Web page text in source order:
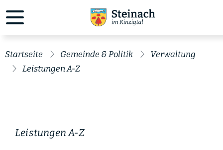
Startseite Gemeinde & Politik
Verwaltung
Leistungen A-Z
Leistungen A-Z